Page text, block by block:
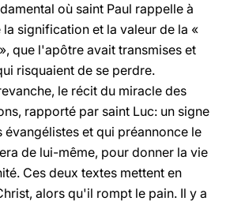
où saint Paul rappelle à
signification et la valeur de la «
que l'apôtre avait transmises et
risquaient de se perdre.
le récit du miracle des
rapporté par saint Luc: un signe
évangélistes et qui préannonce le
de lui-même, pour donner la vie
Ces deux textes mettent en
alors qu'il rompt le pain. Il y a